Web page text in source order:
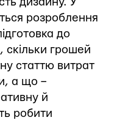
розроблення
до
скільки грошей
статтю витрат
а що –
й
робити